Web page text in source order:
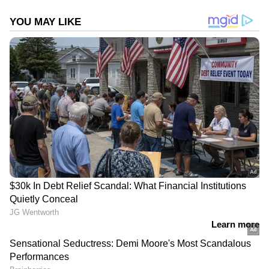
DOWNLOAD APP
ഏഷ്യാനെറ്റ് ന്യൂസ് മലയാളത്തിലൂടെ
ലോകവുമായി ബന്ധപ്പെടൂ.
Gulf News in Malayalam
ജീവിതാനുഭവങ്ങളും, അവരുടെ